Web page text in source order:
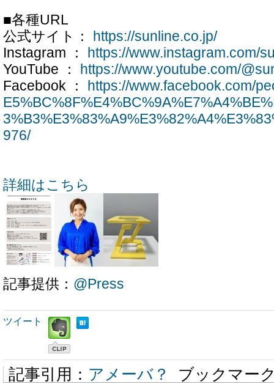
■各種URL
公式サイト：
https://sunline.co.jp/
Instagram ：
https://www.instagram.com/
YouTube ：
https://www.youtube.com/
Facebook ：
https://www.facebook.com/
976/
詳細はこちら
記事提供： @Press
ツイート
記事引用： アメーバ？ ブックマー